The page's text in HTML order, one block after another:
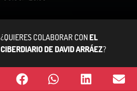
¿QUIERES COLABORAR CONEL
CIBERDIARIO DE DAVID ARRÁEZ?